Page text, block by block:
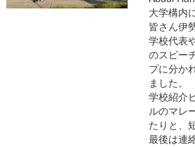
大学構内
皆さん伊
学校代表
のスピー
プに分か
ました。
学校紹介
ルのマレ
たりと、
最後は連